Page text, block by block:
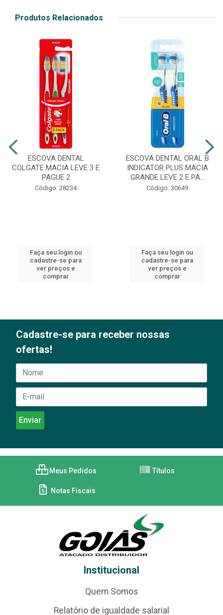
Produtos Relacionados
ESCOVA DENTAL
COLGATE MACIA LEVE 3 E
PAGUE 2
Código: 28234
Faça seu login ou
cadastre-se para
ver preços e
comprar
ESCOVA DENTAL ORAL B
INDICATOR PLUS MACIA
GRANDE LEVE 2 E PA...
Código: 30649
Faça seu login ou
cadastre-se para
ver preços e
comprar
Cadastre-se para receber nossas
ofertas!
Meus Pedidos Títulos
Notas Fiscais
Institucional
Quem Somos
Relatório de igualdade salarial